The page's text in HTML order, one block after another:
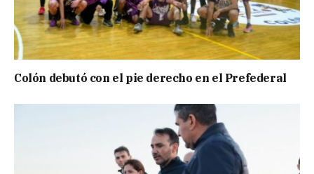
Colón debutó con el pie derecho en el Prefederal